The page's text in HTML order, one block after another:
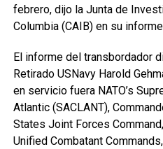
febrero, dijo la Junta de
Columbia (CAIB) en su
El informe del transbordador
Retirado USNavy Harold
en servicio fuera NATO’s
Atlantic (SACLANT),
States Joint Forces
Unified Combatant